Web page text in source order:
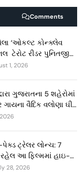
Comments
‘ઓકલ્ટ કોન્ક્લેવ
ટેરોટ રીડર પુનિતજી
અંગે માહિતી આપી
1, 2026
ગુજરાતના 5 શહેરોમાં
ગાયના વૈદિક વલોણા ઘી-
વ્યાપક વિસ્તરણ
પેક્ડ ટ્રેલર લોન્ચ: 7
આ ફિલ્મમાં હાઇ-
28, 2026